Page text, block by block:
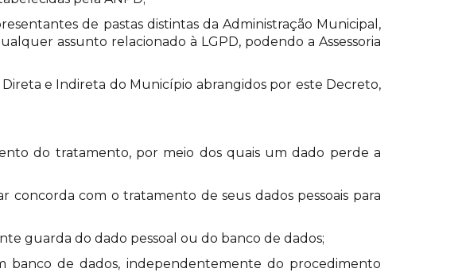
de pastas distintas da Administração Municipal,
assunto relacionado à LGPD, podendo a Assessoria
e Indireta do Município abrangidos por este Decreto,
do tratamento, por meio dos quais um dado perde a
com o tratamento de seus dados pessoais para
guarda do dado pessoal ou do banco de dados;
banco de dados, independentemente do procedimento